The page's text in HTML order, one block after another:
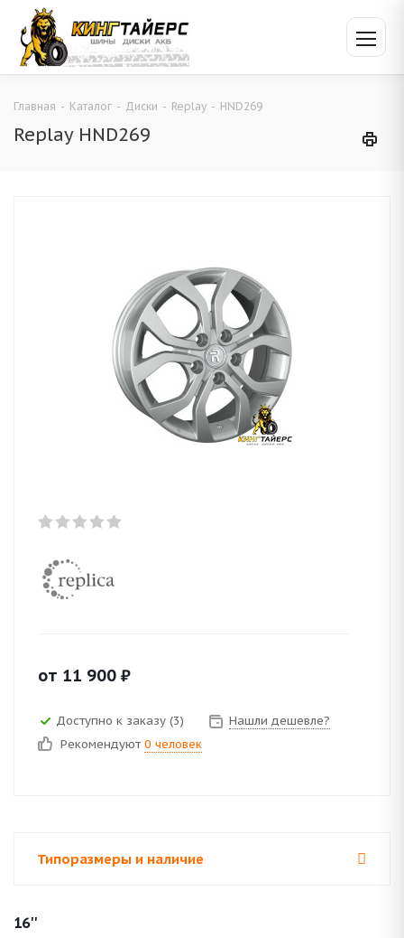
Главная - Каталог - Диски - Replay - HND269
Replay HND269
от 11 900 ₽
Доступно к заказу (3)
Нашли дешевле?
Рекомендуют 0 человек
Типоразмеры и наличие
16''